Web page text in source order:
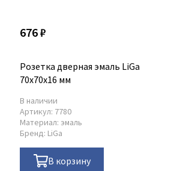
676 ₽
Розетка дверная эмаль LiGa
70x70x16 мм
В наличии
Артикул: 7780
Материал: эмаль
Бренд: LiGa
В корзину